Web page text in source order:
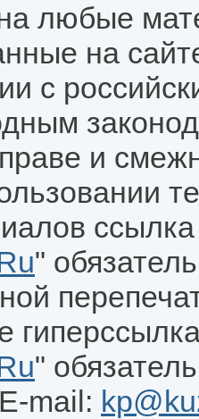
любые
на
с
и
"
"
mail: